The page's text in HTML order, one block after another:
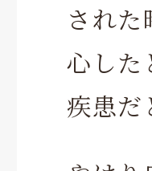
され
心した
疾患だ